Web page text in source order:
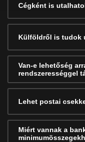
Cégként is
Külföldről is tudok
Van-e lehetőség
rendszerességgel
Lehet postai
Miért vannak a